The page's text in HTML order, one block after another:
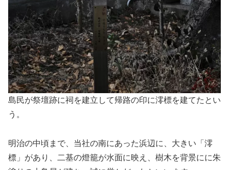
島民が祭壇跡に祠を建立して帰路の印に澪標を建てたとい
う。
明治の中頃まで、当社の南にあった浜辺に、大きい「澪
標」があり、二基の燈籠が水面に映え、樹木を背景にに朱